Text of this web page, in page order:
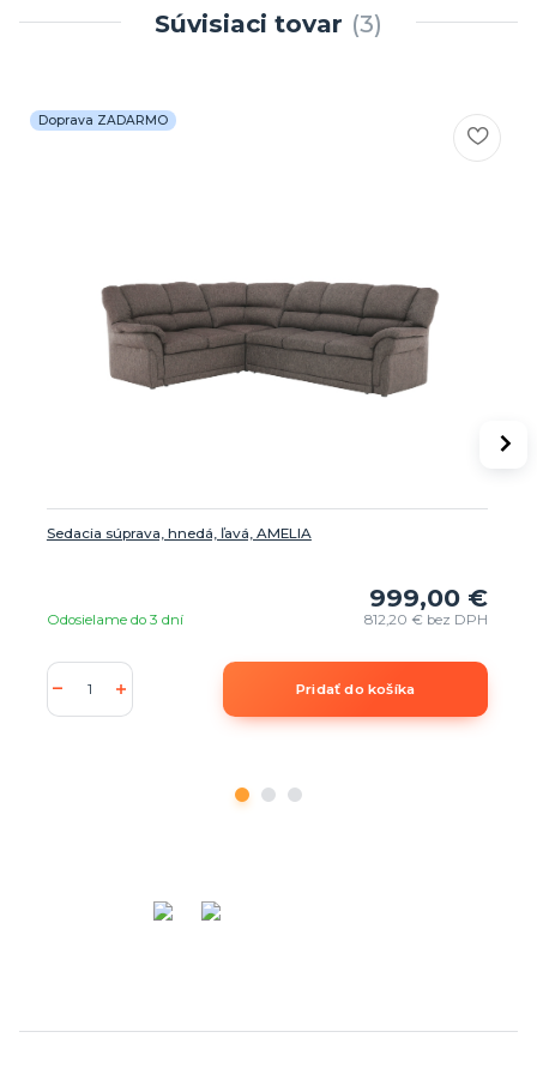
Súvisiaci tovar 3
Doprava ZADARMO
Sedacia súprava, hnedá, ľavá, AMELIA
999,00 €
812,20 € bez DPH
Odosielame do 3 dní
Pridať do košíka